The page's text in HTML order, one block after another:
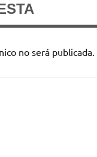
no será publicada.